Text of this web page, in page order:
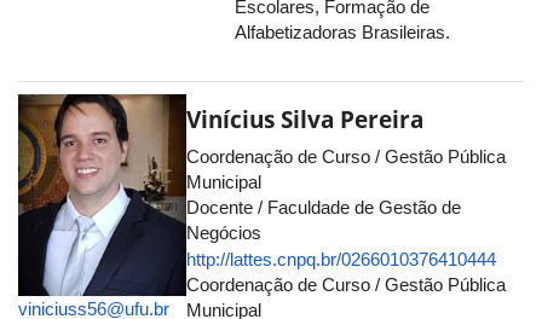
Escolares, Formação de
Alfabetizadoras Brasileiras.
viniciuss56@ufu.br
Vinícius Silva Pereira
Coordenação de Curso / Gestão Pública
Municipal
Docente / Faculdade de Gestão de
Negócios
http://lattes.cnpq.br/0266010376410444
Coordenação de Curso / Gestão Pública
Municipal